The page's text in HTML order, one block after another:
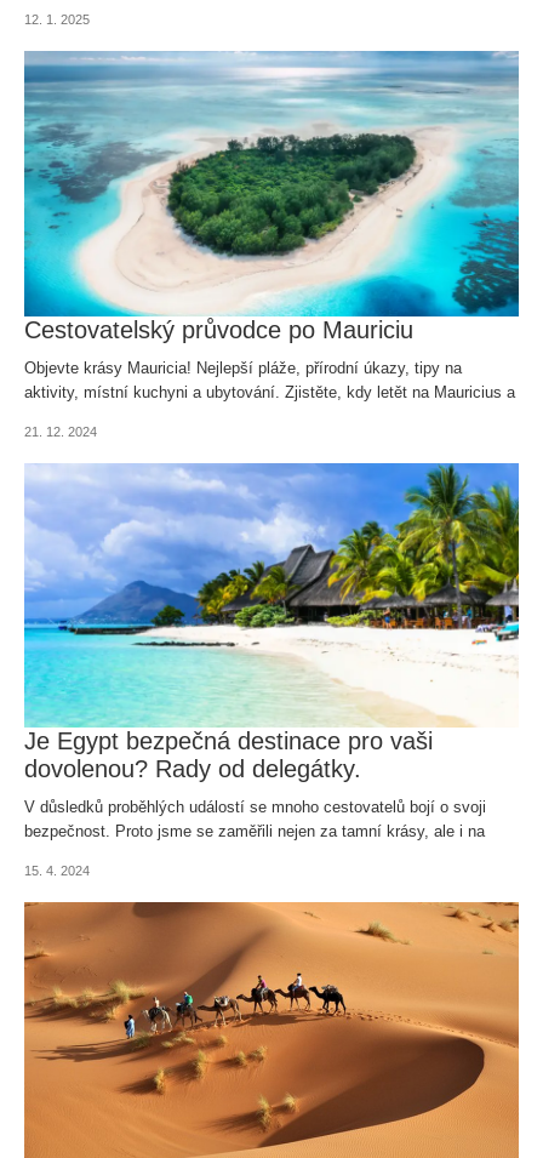
12. 1. 2025
Cestovatelský průvodce po Mauriciu
Objevte krásy Mauricia! Nejlepší pláže, přírodní úkazy, tipy na
aktivity, místní kuchyni a ubytování. Zjistěte, kdy letět na Mauricius a
21. 12. 2024
Je Egypt bezpečná destinace pro vaši
dovolenou? Rady od delegátky.
V důsledků proběhlých událostí se mnoho cestovatelů bojí o svoji
bezpečnost. Proto jsme se zaměřili nejen za tamní krásy, ale i na
Egypta.
15. 4. 2024